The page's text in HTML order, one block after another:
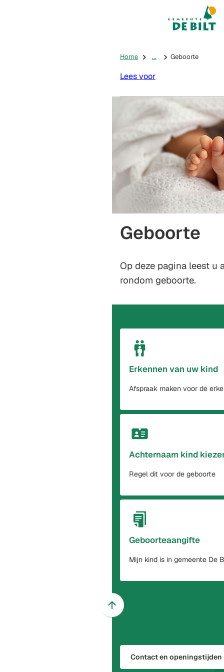
Mijn De Bilt
(Verwijst
Home ... Geboorte
Lees voor
Geboorte
Op deze pagina leest u
rondom geboorte.
Erkennen van uw kind
Afspraak maken voor de
Achternaam kind
Regel dit voor de geboorte
Geboorteaangifte
Mijn kind is in gemeente De
Scroll
naar
Contact en openingstijden